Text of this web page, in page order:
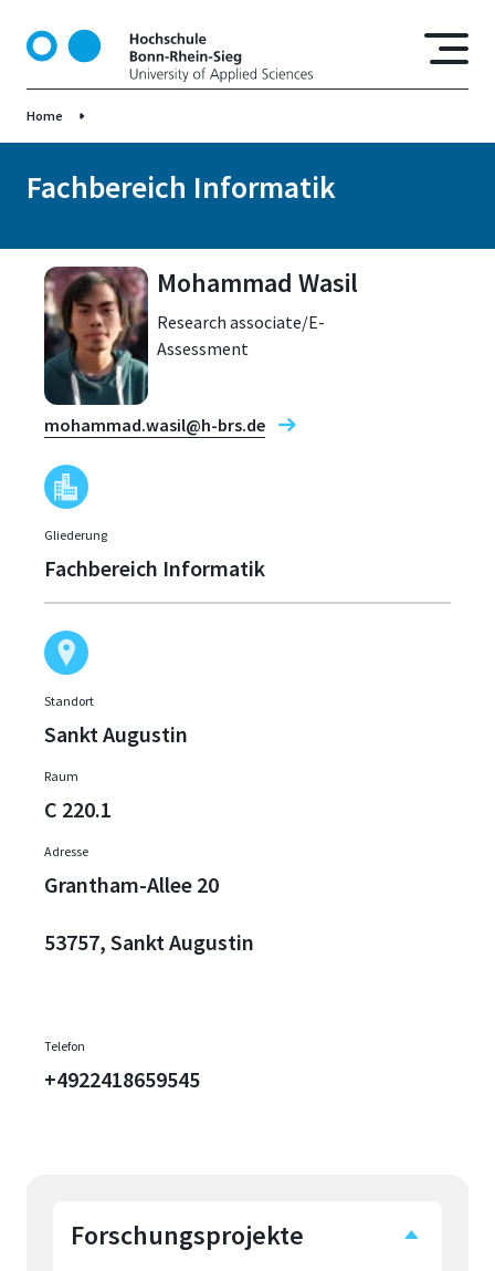
t
I
Home
Fachbereich Informatik
Mohammad Wasil
Research associate/E-
Assessment
mohammad.wasil@h-brs.de
Gliederung
Fachbereich Informatik
Standort
Sankt Augustin
Raum
C 220.1
Adresse
Grantham-Allee 20
53757, Sankt Augustin
Telefon
+4922418659545
Forschungsprojekte